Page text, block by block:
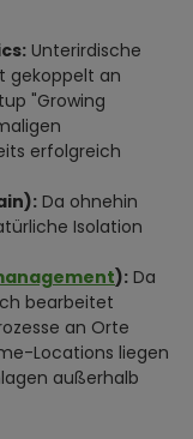
Unterirdische
gekoppelt an
"Growing
erfolgreich
Da ohnehin
Isolation
): Da
bearbeitet
an Orte
Locations liegen
außerhalb